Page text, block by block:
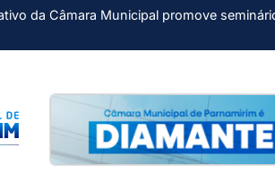
da Câmara Municipal promove